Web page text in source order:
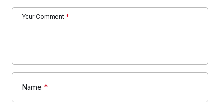
Your Comment *
Name *